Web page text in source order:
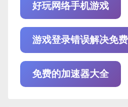
好玩网络手机游戏
游戏登录错误解决免
免费的加速器大全